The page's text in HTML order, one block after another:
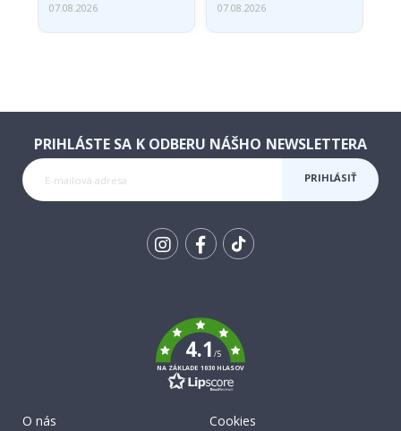
07.08.2026
07.08.2026
PRIHLÁSTE SA K ODBERU NÁŠHO NEWSLETTERA
PRIHLÁSIŤ
4.1/5
NA ZÁKLADE 1030 HLASOV
O nás
Cookies